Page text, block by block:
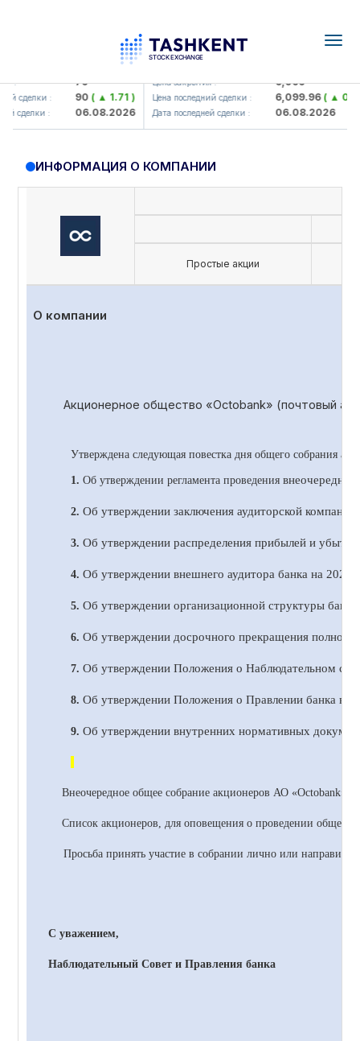
79
сделки : 90( ▲ 1.71 )
сделки : 06.08.2026
UZMK (<O'zmetkombinat> AJ)
Цена закрытия : 6,099
Цена последний сделки : 6,099.96( ▲ 0.08 )
Дата последней сделки : 06.08.2026
ИНФОРМАЦИЯ О КОМПАНИИ
Простые акции
О компании
Акционерное общество «Octobank» (почтовый
Утверждена следующая повестка дня общего собрания
1. Об утверждении регламента проведения
2. Об утверждении заключения аудиторской
3. Об утверждении распределения прибылей и
4. Об утверждении внешнего аудитора банка на 202
5. Об утверждении организационной структуры
6. Об утверждении досрочного прекращения
7. Об утверждении Положения о Наблюдательном
8. Об утверждении Положения о Правлении банка в
9. Об утверждении внутренних нормативных
Внеочередное общее собрание акционеров АО «Octobank»
Список акционеров, для оповещения о проведении общего
Просьба принять участие в собрании лично или
С уважением,
Наблюдательный Совет и Правления банка